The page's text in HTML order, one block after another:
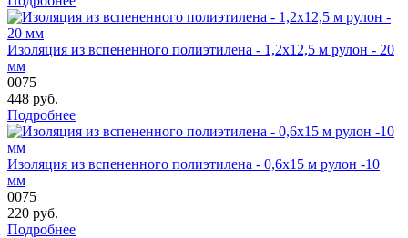
Изоляция из вспененного полиэтилена - 1,2х12,5 м рулон - 20
мм
0075
448 руб.
Подробнее
Изоляция из вспененного полиэтилена - 0,6х15 м рулон -10
мм
0075
220 руб.
Подробнее